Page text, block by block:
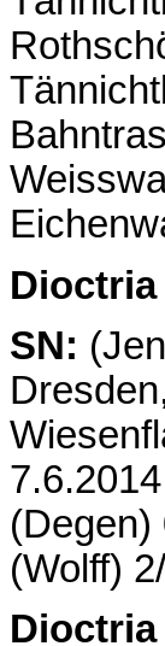
SN:
(Degen)
(Wolff)